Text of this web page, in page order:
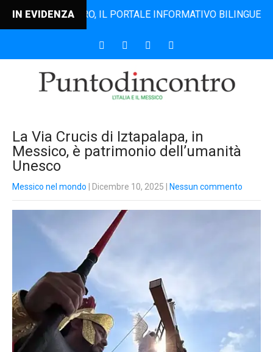
IN EVIDENZAIL PORTALE INFORMATIVO BILINGUE CHE
La Via Crucis di Iztapalapa, in
Messico, è patrimonio dell’umanità
Unesco
Messico nel mondo | Dicembre 10, 2025 Nessun commento